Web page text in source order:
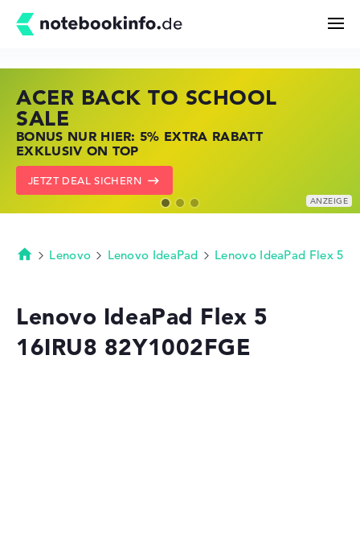
Kaufberatung
Technik & Wissen
Deals
Merkzettel
ACER BACK TO SCHOOL
SALE
BONUS NUR HIER: 5% EXTRA RABATT
EXKLUSIV ON TOP
JETZT DEAL SICHERN
HP STORE SSV DEALS
JETZT ZUGREIFEN: NOTEBOOKS BEI HP
KRÄFTIG REDUZIERT
ZU DEN HP ANGEBOTEN
LENOVO LAPTOP DEALS
NOTEBOOKS BEI LENOVO JETZT
KRÄFTIG REDUZIERT
LENOVO DEALS ZEIGEN
Startseite
Lenovo Lenovo IdeaPad Lenovo IdeaPad Flex 5
Lenovo IdeaPad Flex 5
16IRU8 82Y1002FGE